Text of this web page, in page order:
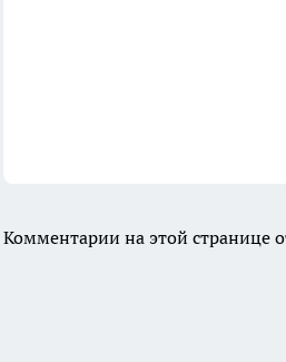
Комментарии на этой странице